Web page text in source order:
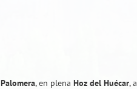
Palomera, en plena Hoz del Huécar, a